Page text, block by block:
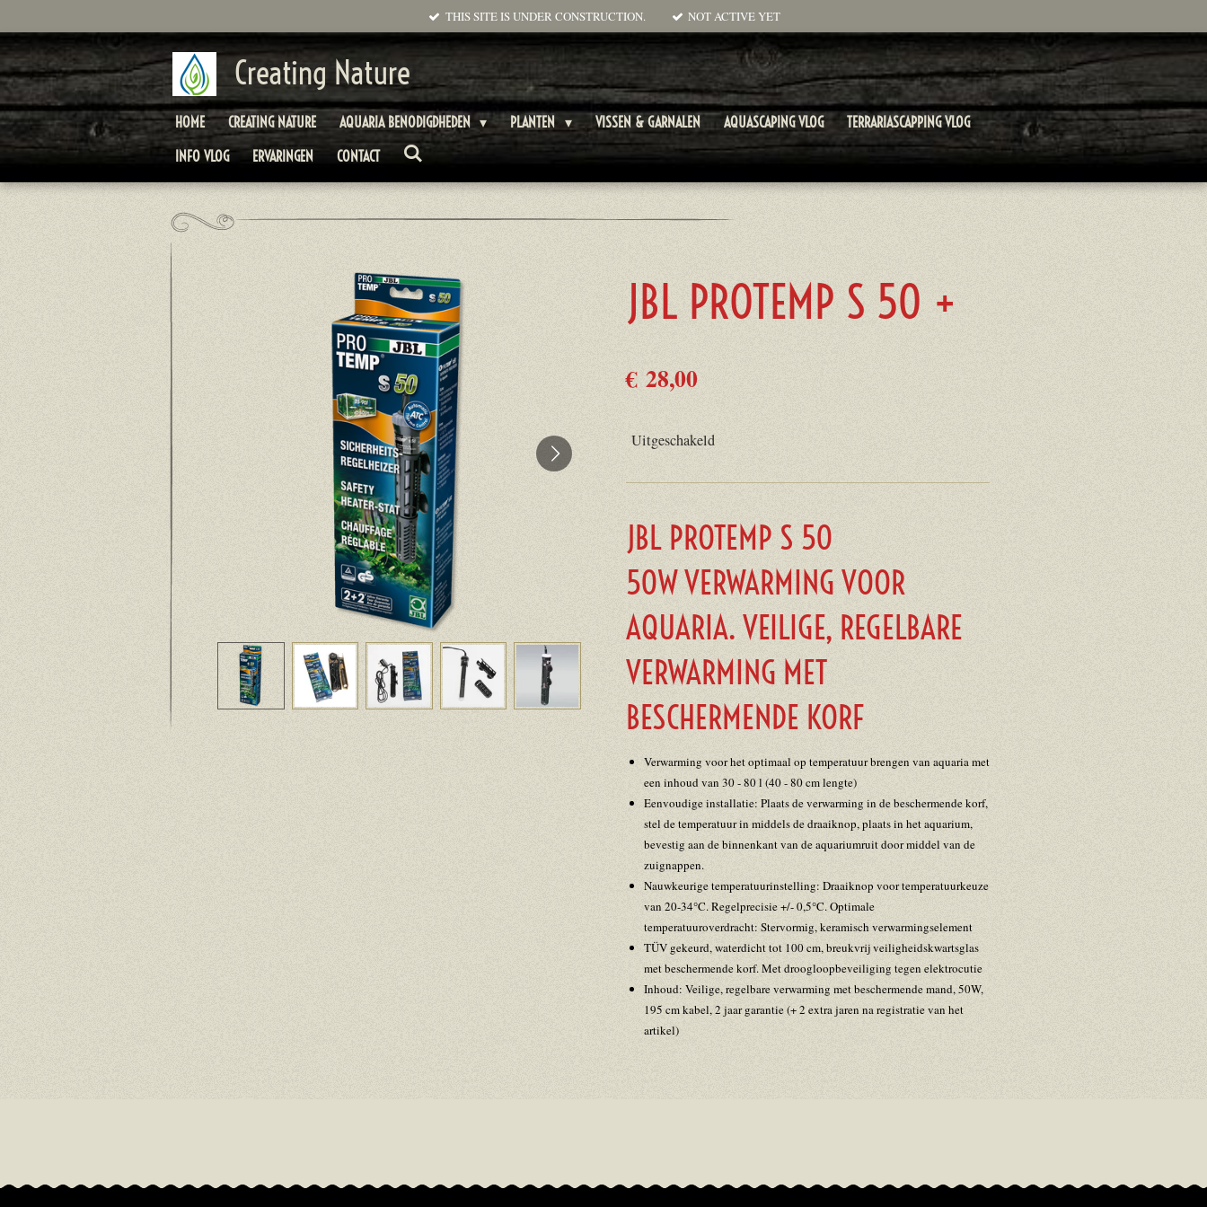
naar
de
hoofdinhoud
THIS SITE IS UNDER CONSTRUCTION. NOT ACTIVE YET
Creating Nature
HOME CREATING NATURE AQUARIA BENODIGDHEDEN PLANTEN VISSEN & GARNALEN AQUASCAPING VLOG
TERRARIASCAPPING VLOG
INFO VLOG
ERVARINGEN CONTACT
JBL PROTEMP S 50 +
€ 28,00
Uitgeschakeld
JBL PROTEMP S 50
50W VERWARMING VOOR
AQUARIA. VEILIGE, REGELBARE
VERWARMING MET
BESCHERMENDE KORF
Verwarming voor het optimaal op temperatuur brengen van aquaria met
een inhoud van 30 - 80 l (40 - 80 cm lengte)
Eenvoudige installatie: Plaats de verwarming in de beschermende korf,
stel de temperatuur in middels de draaiknop, plaats in het aquarium,
bevestig aan de binnenkant van de aquariumruit door middel van de
zuignappen.
Nauwkeurige temperatuurinstelling: Draaiknop voor temperatuurkeuze
van 20-34°C. Regelprecisie +/- 0,5°C. Optimale
temperatuuroverdracht: Stervormig, keramisch verwarmingselement
TÜV gekeurd, waterdicht tot 100 cm, breukvrij veiligheidskwartsglas
met beschermende korf. Met droogloopbeveiliging tegen elektrocutie
Inhoud: Veilige, regelbare verwarming met beschermende mand, 50W,
195 cm kabel, 2 jaar garantie (+ 2 extra jaren na registratie van het
artikel)